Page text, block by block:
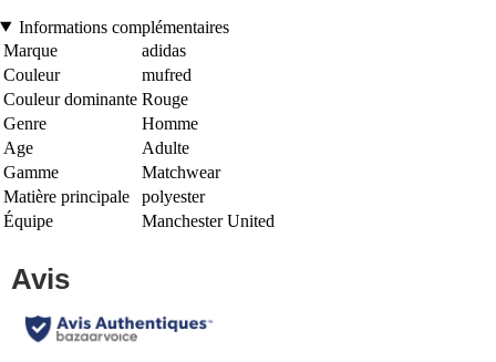
Informations complémentaires
Marque
adidas
Couleur
mufred
Couleur dominante Rouge
Genre
Homme
Age
Adulte
Gamme
Matchwear
Matière principale
polyester
Équipe
Manchester United